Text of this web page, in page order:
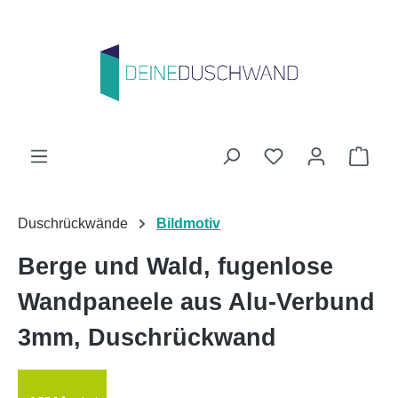
Du hast 0
Duschrückwände Bildmotiv
Berge und Wald, fugenlose
Wandpaneele aus Alu-Verbund
3mm, Duschrückwand